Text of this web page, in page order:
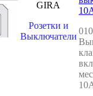
GIRA
Розетки и
Выключатели